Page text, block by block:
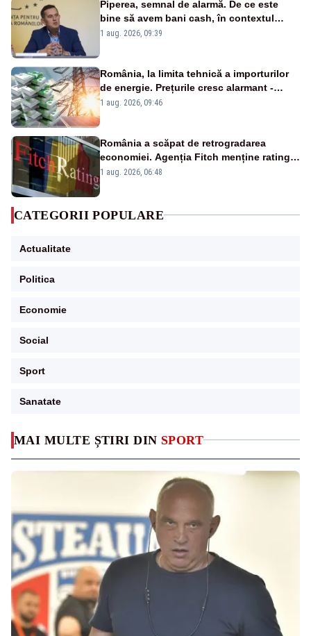
MAI MULTE ȘTIRI DIN SPORT
Piperea, semnal de alarmă. De ce este
bine să avem bani cash, în contextul
alertei energetice?
1 aug. 2026, 09:39
România, la limita tehnică a importurilor
de energie. Prețurile cresc alarmant -
Analiză Realitatea Plus
1 aug. 2026, 09:46
România a scăpat de retrogradarea
economiei. Agenția Fitch menține ratingul
„BBB-” cu perspectivă negativă
1 aug. 2026, 06:48
CATEGORII POPULARE
Actualitate
Politica
Economie
Social
Sport
Sanatate